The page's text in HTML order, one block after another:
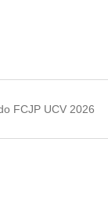
FCJP UCV 2026